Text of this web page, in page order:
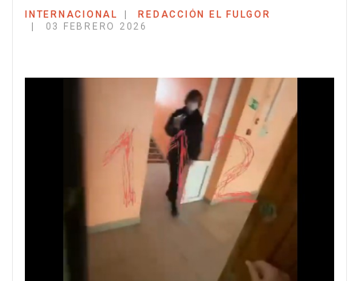
INTERNACIONAL
REDACCIÓN EL FULGOR
03 FEBRERO 2026